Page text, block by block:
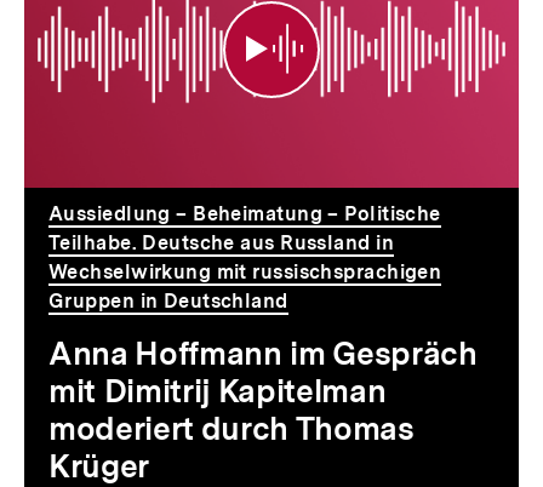
im
Gespräch
Kapitelman
moderiert
durch
Thomas
Krüger
Aussiedlung – Beheimatung – Politische
Teilhabe. Deutsche aus Russland in
Wechselwirkung mit russischsprachigen
Gruppen in Deutschland
Anna Hoffmann im Gespräch
mit Dimitrij Kapitelman
moderiert durch Thomas
Krüger